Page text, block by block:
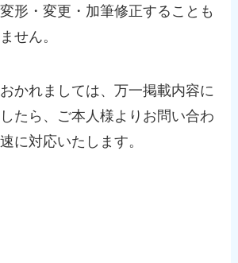
形・変更・加筆修正することも
せん。
かれましては、万一掲載内容に
たら、ご本人様よりお問い合わ
に対応いたします。